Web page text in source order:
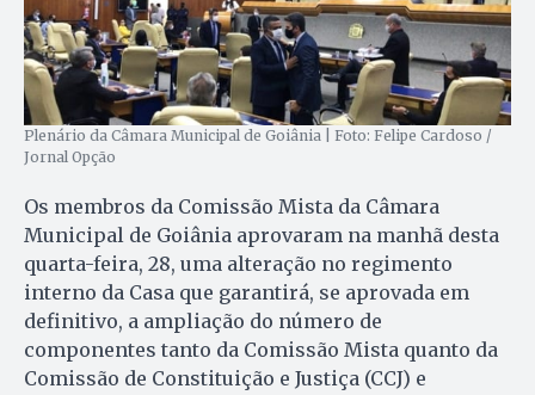
Plenário da Câmara Municipal de Goiânia | Foto: Felipe Cardoso /
Jornal Opção
Os membros da Comissão Mista da Câmara
Municipal de Goiânia aprovaram na manhã desta
quarta-feira, 28, uma alteração no regimento
interno da Casa que garantirá, se aprovada em
definitivo, a ampliação do número de
componentes tanto da Comissão Mista quanto da
Comissão de Constituição e Justiça (CCJ) e